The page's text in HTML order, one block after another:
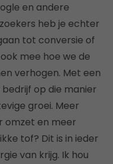
en andere
heb je echter
tot conversie of
mee hoe we de
verhogen. Met een
op die manier
groei. Meer
omzet en meer
tof? Dit is in ieder
van krijg. Ik hou